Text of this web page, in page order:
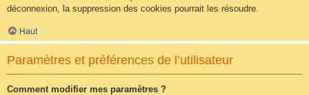
déconnexion, la suppression des cookies pourrait les résoudre.
Haut
Paramètres et préférences de l’utilisateur
Comment modifier mes paramètres ?